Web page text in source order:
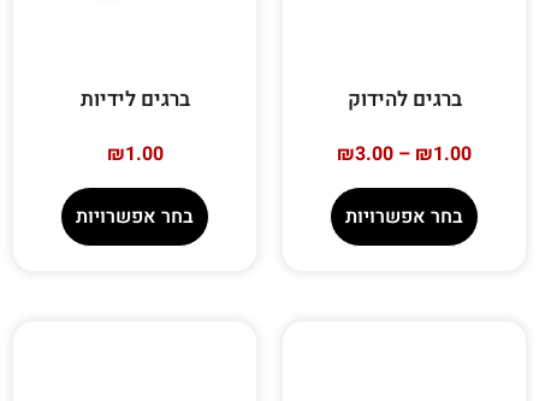
ברגים להידוק
₪1.00
–
₪3.00
בחר אפשרויות
ברגים לידיות
₪1.00
בחר אפשרויות